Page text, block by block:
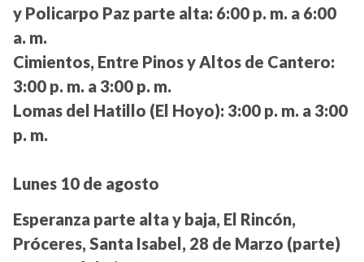
y Policarpo Paz parte alta: 6:00 p. m. a 6:00
a. m.
Cimientos, Entre Pinos y Altos de Cantero:
3:00 p. m. a 3:00 p. m.
Lomas del Hatillo (El Hoyo): 3:00 p. m. a 3:00
p. m.
Lunes 10 de agosto
Esperanza parte alta y baja, El Rincón,
Próceres, Santa Isabel, 28 de Marzo (parte)